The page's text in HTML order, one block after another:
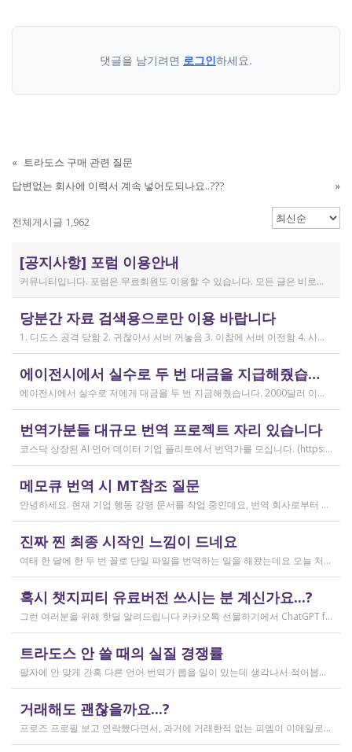
댓글을 남기려면 로그인하세요.
« 트라도스 구매 관련 질문
답변없는 회사에 이력서 계속 넣어도되나요..???
»
전체게시글 1,962
[공지사항] 포럼 이용안내
커뮤니티입니다. 포럼은 무료회원도 이용할 수 있습니다. 모든 글은 비로그인 사용자에게도 공개됩니다. 감사합니다.
당분간 자료 검색용으로만 이용 바랍니다
1. 디도스 공격 당함 2. 귀찮아서 서버 꺼놓음 3. 이참에 서버 이전함 4. 사라진 데이터는 없는 것 확인했는데, 일부 DB 설정이 활성화 안됨 5. 고칠 수는 있는데, 저희 집 신생아 협조 필요 6. 신생아가 협조하지 않음 현재 새글 쓰기, 신규 가입, 덧글 달기 등은 막아 두었습니다 언제든 3월 18일 전후 시점으로 롤백될 수 있습니다 디도스 공격은 10평짜리 구녕가게에 사람을 1만명 보내 영업방해를 하는 것과 같은 기법입니다. 왜 디도스 공격을 그렇게까지 열정적으로 하는가? 이것이 심해진 시점이 제가 출산하러 간다고 블라그에 글을 쓴 직후입니다. 적절한 비유인지 모르겠는데 암퇘지도 출산 후에는 도축 안 하지 않나 싶고요 옛날 같으면 이렇게 순하게 살지 않을 것인데, 요새 드는 생각이 좀 있습니다 사람은 노력해 봤자고, 사실 모든 능력치는 정해졌고 발현만 기다리는 것이 전부가 아닐까요 어떤 사람은 노력의 고점이 디도스 공격인 것입니다 그 애미도 한때는 가능성의 김칫국을 사발째 드링킹하며 키웠겠지요 저한테도 이 사이트를 유지할 유인이 있음은 말씀드렸으니 잘 이용해 주시면 그만인 것이고 시간 나시거든 디도스 공격자도 긍휼히 여겨 주시길 바랍니다
작성일
2026.04.15
에이전시에서 실수로 두 번 대금을 지급해줬습니다
에이전시에서 실수로 저에게 대금을 두 번 지금해줬습니다. 2000달러 이상을 두 번 wise로 지급받았습니다;;;; 에이전시에서 wise측으로 중복입금으로 인한 입금 취소 문의를 했는데 불가능하다고 답변을 받았다고 저에게 문의해달라고 하여, 저도 wise에 문의를 했지만, 입금자 정보를 알려준다면 취소 가능한 것 처럼 말하다가 결국 완료된 송금이라 취소가 불가능하다는 답변을 최종 전달받았습니다. 잘 쓰지 않는 계정이라 대금은 그대로 있는데 이 경우 제가 에이전시 계좌로 2000달러를 직접 재송금해도 문제가 없을까요..?? 추후 제 수익으로 잡혀서 세금문제나 기타 다른 사항이 복잡해질 것 같아서 wise에서 취소해주길 간절히 바랬는데ㅜㅜㅜ 이런경험이 있으시다면 어떻게 해결하셨나요ㅠㅠㅠ;;;
작성일
2026.04.04
번역가분들 대규모 번역 프로젝트 자리 있습니다
코스닥 상장된 AI 언어 데이터 기업 플리토에서 번역가를 모십니다. (https://startups.koraia.org/company/297) • 번역할 내용: 일상 대화, 일반 문장 중심의 단문 데이터 (전문지식 불필요) • 참여 프로젝트: 단문 번역(Human Translation) • 모집 언어쌍: 한국어 <> 다국어 • 목적: AI 학습용 데이터셋 구축 • 근무 형태: 재택 근무(학생, 프리랜서 번역가 환영) • 근무방법: Flitto 플랫폼 또는 엑셀 파일을 이용하여 작업 진행 - 파일 1개당 약 9,800단어 (언어쌍별 상이) - 파일 단위로 작업하며 1개만 참여도 가능 (이후 추가 참여 선택 가능) - 파일 1개 번역에 약 3~4일 데드라인 부여 - 파일 1개 번역 시 약 180,000원 ~ 386,000원 수준 (언어쌍별 상이) - 정산은 월 1회 지급 (플리토 정산 기준) - 프로젝트 기간: 약 1~3개월 (자율 참여) ★작업 단가: 한국어 → 스페인어: 9,800단어, 38.4원/단어, 파일 1개 완료 시 약 376,800원 스페인어 → 한국어: 9,800단어, 33.8원/단어, 파일 1개 완료 시 약 331,000원 한국어 → 러시아어: 9,800단어, 26.1원/단어, 파일 1개 완료 시 약 255,000원 한국어 → 중국어(간체): 9,800단어, 23.0원/단어, 파일 1개 완료 시 약 225,000원 중국어(간체) → 한국어: 16,800글자, 18.4원/글자, 파일 1개 완료 시 약 309,000원 한국어 → 중국어(번체): 9,800단어, 26.1원/단어, 파일 1개 완료 시 약 255,000원 중국어(번체) → 한국어: 16,800글자, 23.0원/글자, 파일 1개 완료 시 약 386,000원 한국어 → 베트남어: 9,800단어, 18.4원/단어, 파일 1개 완료 시 약 180,000원 베트남어 → 한국어: 9,800단어, 23.0원/단어, 파일 1개 완료 시 약 225,000원 *실제 업무시 수령 금액은 단가 및 작업량에 따라 위 금액과 차이가 있을 수 있습니다. *플리토 플랫폼(작업 툴) 작업 시 상응하는 포인트로 단가가 지급됩니다. 다음 링크로 신청 부탁드립니다: https://form.jotform.com/253371208518456?source_channel=albamon
메모큐 번역 시 MT참조 질문
안녕하세요. 현재 기업 행동 강령 문서를 작업 중인데요, 번역 회사로부터 메모큐 서버에서 메모큐 파일을 받았습니다. 번역회사에서 아이디와 비밀번호를 받아서 작업을 하는데 데스크탑 메모큐가 무료 버전이어서인지 이것저것 만져보다 보니(TM(만들어서 처음 해보는 문서 얼라인 시도), 라이브독스, 텀베이스등 눌러보는 행위) 밑의 사진과 같이 번역메모리 연결도 안된다고 하고 분명 어떤 파일에도 체크가 안 되어있는데 하나의 파일로만 연결 가능하다고 해서... 데스크탑 메모큐에서는 번역이 어렵다고 판단하여 그대로 이중언어 파일을 익스포트 해서 트라도스로 번역했습니다. (얼라인먼트 기능 사용해 2023년의 공식 한글 번역을 레퍼런스로 번역) 그랬더니 (메모큐에선 단순했던 코드가 트라도스에 복잡하게 나타나더라고요 아무튼 이것들을 해결하고 QA도 돌리고 나서...) 이중언어 파일을 메모큐에서 받으려다 보니 또 Free mode issue로 지원하지 않는 기능이라고 하더라고요. 그래서... 웹 메모큐를 사용해 태초부터 번역을 진행 중인데, 자동 번역으로 MT가 뜨는 걸 딸깍딸깍하고 확정 중이었는데 뭔가 이래도 되나 하는 생각이 들어서 질문하러 왔습니다. (이렇게 뜨는 걸 딸깍 확정 딸깍 확정 반복...) 클라이언트가 가이드라인을 주진 않았고 처음 파일을 줄 때 그 회사의 텀베이스가 연결된 파일을 줘서 그거 기반으로 한글 뜻이 맞으면 맞는 가이드라인이겠거니 하고 있는데 문장 부호나 말투나 뭔가 좀 기계번역의 날것을 적용하고 있다는 생각이 들어서... 이럴 땐 어떻게 해야하는지 여쭤보고 싶어요. 제가 트라도스로 번역한 세그먼트를 메모큐 타겟 세그먼트에 복붙하면 오류가 나는데 그냥 코드를 빼고 제가 트라도스에서 번역한걸 메모큐로 손수 옮겨야 할까요..!! 오늘 새벽 내내 기술 배우라는게 다른게 아니라 이걸 잘 알아두라는 말이었구나 하면서 깨달음을 얻었습니다...
진짜 찐 최종 시작인 느낌이 드네요
여태 한 달에 한 두 번 꼴로 단일 파일을 번역하는 일을 해왔는데요 오늘 처음으로 모 회사에서 트라도스 패키지 파일로 전달하는 일을!!! 주셔서 열어봤습니다. ...너무 떨리네요 원래 타겟 세그먼트에 아무것도 없었는데, NMT나 100프로 매치로 채워져있고 그래요 맨 처음 일을 받고 돈을 받았을 때가 커리어의 시작이라고 생각했는데 몇 달 동안 그런 식으로 많으면 두 세개 정도의 일을 받다가 오늘 나름 볼륨 있는 업무를 맡게 되니까 뭔가 커리어의 [진짜_찐_시작_최종] 같고 긴장되네요 잘 해내고 싶어서 떨리고,,,,,, 잘 할 수 있을까 싶고 크아악 다들 2월에 일 잘 해내고 계신가요 여태껏 검색 기능을 사용해 눈팅만 해왔는데 산번혁 회원님들의 번역가 라이프는 어떻게 굴러가고 있는지 궁금하네요 호호호
2026.02.20
혹시 챗지피티 유료버전 쓰시는 분 계신가요...?
그런 여러분을 위해 핫딜 알려드립니다 카카오톡 선물하기에서 ChatGPT for Kakao 쳐서 들어가 보시면 한달에 200달러짜리 프로 버전을 2만9천원에 팔고 있습니다. 이벤트 성이라서 계속 판매는 안 할 것 같고 5개 구매 제한도 있긴 하지만, 어차피 3만원씩 내고 플러스 버전 쓰시고 계시다면 같은 가격에 프로 써보는 것도 나쁘지 않을 것 같아요 ㅎㅎ 저도 혹시 사기 아닌가 긴가민가했는데 진짜 프로 버전 맞더라고요.
트라도스 안 쓸 때의 실질 경쟁률
팔자에 안 맞게 간혹 다른 언어 번역가 뽑을 일이 있는데 생각나서 적어봅니다 트라도스/메모큐를 사야 하냐? 라는 질문은 설득의 대상이 아니라고 생각해서 그냥 두는 편인데요 질문 전 적극적으로 정보를 찾아보는 상태에서는 의미가 있을 것입니다 뽑히는 입장에선 잘 모르는데, 뽑는 입장에서는 트라도스/메모큐 안 쓰는 사람은 걸러버리면 정말 편합니다 주어진 업무를 못 한다는 뜻이거든요 1) 용어 1천개가 든 용어집이 있음 2) 기존에 쓰던 번역 메모리가 있음 상당히 흔한 상황인데, 트라도스/메모큐를 안 쓰고 외워서 작업이 가능한 사람은 산업스파이 쪽으로 가셔야지 여기 있으면 안 됨 저 스크린샷에도 제가 답변한 사람은 얼마 안 되는데요 챗지피티로 '트라도스 사용자/기타 요건(단가 등)' 맞는 사람만 필터로 건져서 답변하는 겁니다 아마 트라도스 안 써도 되는 운전면허증 번역같은 업무도 있을 텐데, 그런 것은 단발성이고 업데이트가 없으며 없는 자들끼리 경쟁해서 경쟁률이 아주 높을 겁니다.
거래해도 괜찮을까요...?
프로즈 프로필 보고 연락했다면서, 과거에 거래한적 없는 피엠이 이메일로 의뢰를 주셨는데요 샘테도 보지 않고 4일안에 19000단어 영한번역을 해달라는데 거래해도 괜찮을까요..? 거래한적 한번도 없는 뉴비한테 샘테도 없이 프로젝트를 던져주니 이거 사기인거 아닌가 좀 걱정이 됩니다. 급한데 사람구하기 어려워서일까요? 게다가 전 이력서상 경력도 몇줄 안되는 초보중의 초보입니다...